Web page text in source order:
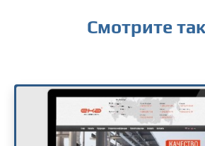
Смотрите